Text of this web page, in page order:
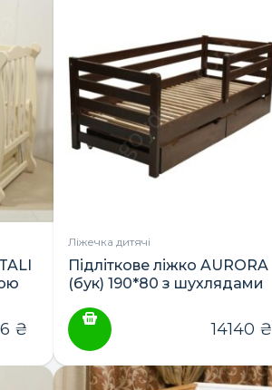
₴
Ліжечка дитячі
Підліткове ліжко AURORA
(бук) 190*80 з шухлядами
14140 ₴